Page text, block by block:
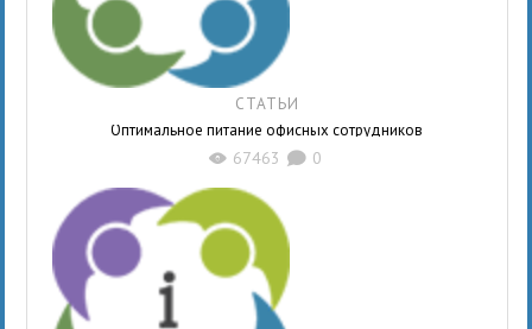
СТАТЬИ
Оптимальное питание офисных сотрудников
X 67463 K 0